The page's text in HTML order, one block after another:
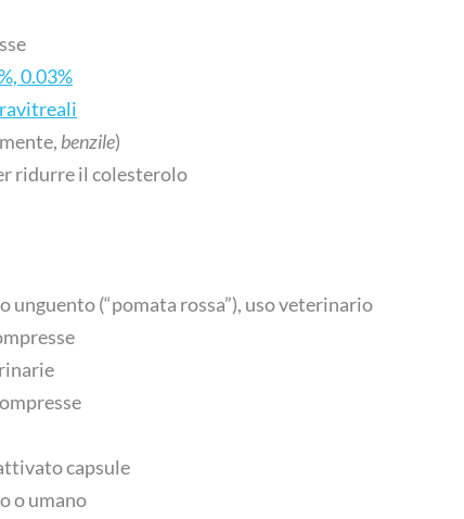
0.03%
benzile)
ridurre il colesterolo
(“pomata rossa”), uso veterinario
capsule
o umano